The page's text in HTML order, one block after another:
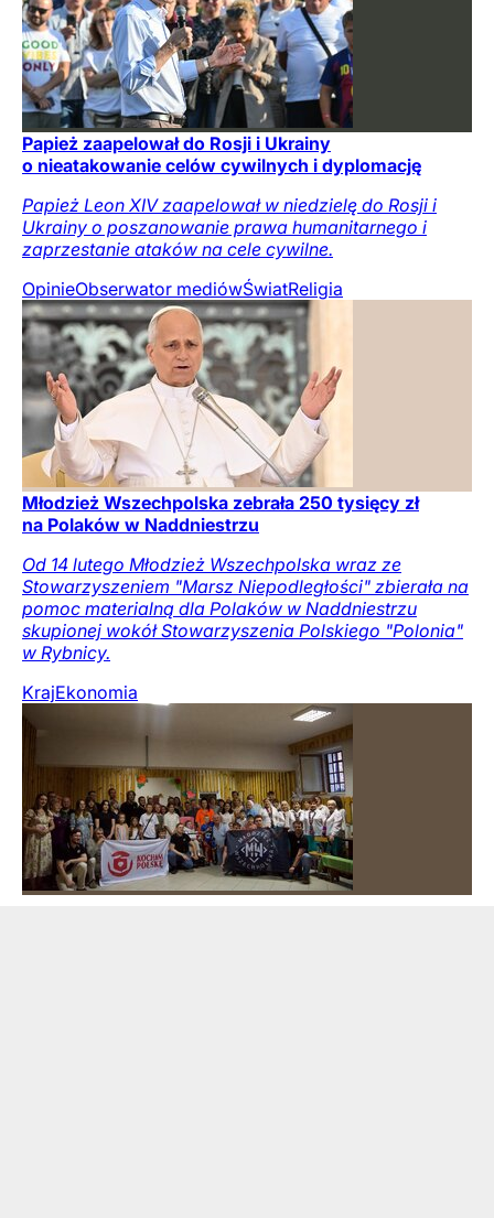
Papież zaapelował do Rosji i Ukrainy
o nieatakowanie celów cywilnych i dyplomację
Papież Leon XIV zaapelował w niedzielę do Rosji i
Ukrainy o poszanowanie prawa humanitarnego i
zaprzestanie ataków na cele cywilne.
OpinieObserwator mediówŚwiatReligia
Młodzież Wszechpolska zebrała 250 tysięcy zł
na Polaków w Naddniestrzu
Od 14 lutego Młodzież Wszechpolska wraz ze
Stowarzyszeniem "Marsz Niepodległości" zbierała na
pomoc materialną dla Polaków w Naddniestrzu
skupionej wokół Stowarzyszenia Polskiego "Polonia"
w Rybnicy.
KrajEkonomia